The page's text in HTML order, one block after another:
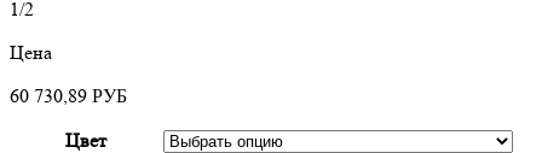
1/2
Цена
60 730,89 РУБ
Цвет